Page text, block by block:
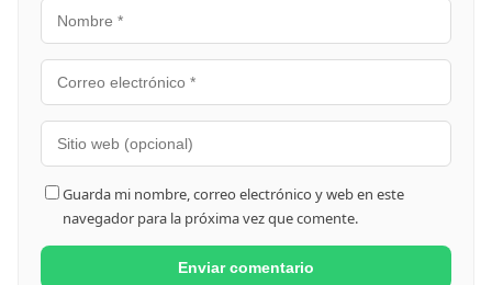
Guarda mi nombre, correo electrónico y web en este
navegador para la próxima vez que comente.